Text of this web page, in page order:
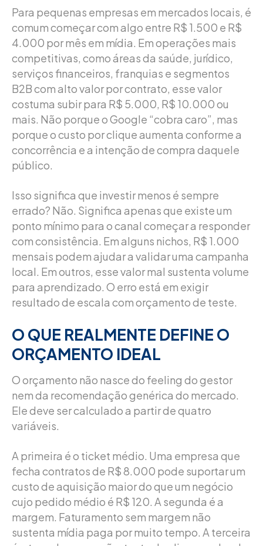
Para pequenas empresas em mercados locais, é
comum começar com algo entre R$ 1.500 e R$
4.000 por mês em mídia. Em operações mais
competitivas, como áreas da saúde, jurídico,
serviços financeiros, franquias e segmentos
B2B com alto valor por contrato, esse valor
costuma subir para R$ 5.000, R$ 10.000 ou
mais. Não porque o Google “cobra caro”, mas
porque o custo por clique aumenta conforme a
concorrência e a intenção de compra daquele
público.
Isso significa que investir menos é sempre
errado? Não. Significa apenas que existe um
ponto mínimo para o canal começar a responder
com consistência. Em alguns nichos, R$ 1.000
mensais podem ajudar a validar uma campanha
local. Em outros, esse valor mal sustenta volume
para aprendizado. O erro está em exigir
resultado de escala com orçamento de teste.
O QUE REALMENTE DEFINE O
ORÇAMENTO IDEAL
O orçamento não nasce do feeling do gestor
nem da recomendação genérica do mercado.
Ele deve ser calculado a partir de quatro
variáveis.
A primeira é o ticket médio. Uma empresa que
fecha contratos de R$ 8.000 pode suportar um
custo de aquisição maior do que um negócio
cujo pedido médio é R$ 120. A segunda é a
margem. Faturamento sem margem não
sustenta mídia paga por muito tempo. A terceira